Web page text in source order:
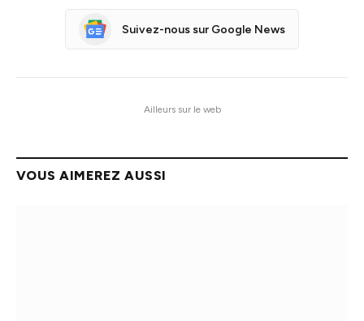
Suivez-nous sur Google News
Ailleurs sur le web
VOUS AIMEREZ AUSSI